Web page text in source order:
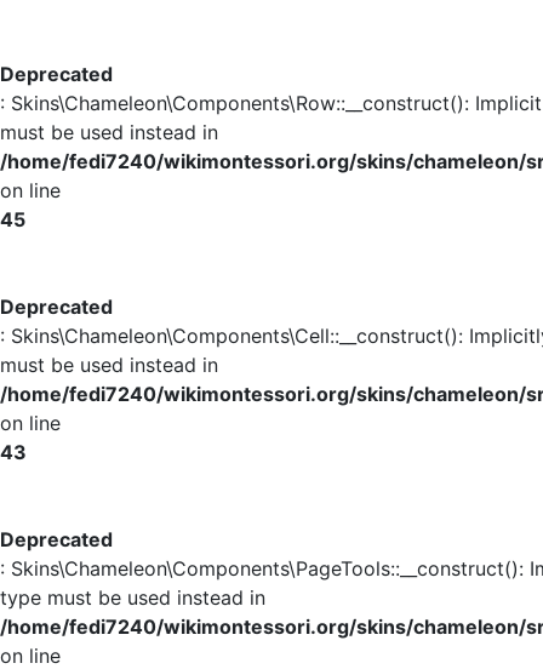
Deprecated
: Skins\Chameleon\Components\Row::__construct():
must be used instead in
/home/fedi7240/wikimontessori.org/skins/chameleon/
on line
45
Deprecated
: Skins\Chameleon\Components\Cell::__construct():
must be used instead in
/home/fedi7240/wikimontessori.org/skins/chameleon/
on line
43
Deprecated
:
type must be used instead in
/home/fedi7240/wikimontessori.org/skins/chameleon/
on line